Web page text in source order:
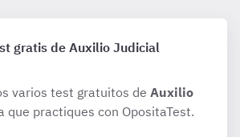
gratis de Auxilio Judicial
varios test gratuitos de Auxilio
que practiques con OpositaTest.